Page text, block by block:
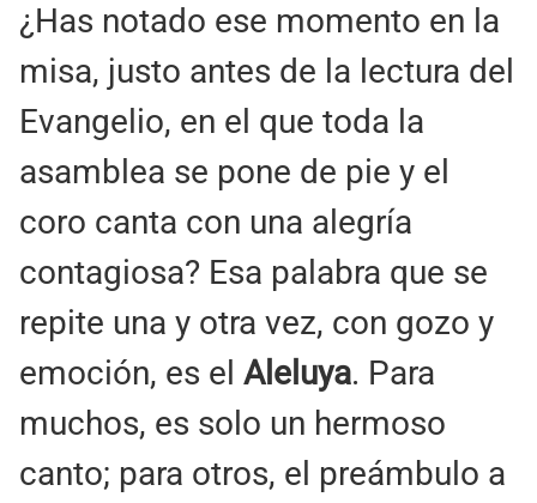
¿Has notado ese momento en la
misa, justo antes de la lectura del
Evangelio, en el que toda la
asamblea se pone de pie y el
coro canta con una alegría
contagiosa? Esa palabra que se
repite una y otra vez, con gozo y
emoción, es el Aleluya. Para
muchos, es solo un hermoso
canto; para otros, el preámbulo a